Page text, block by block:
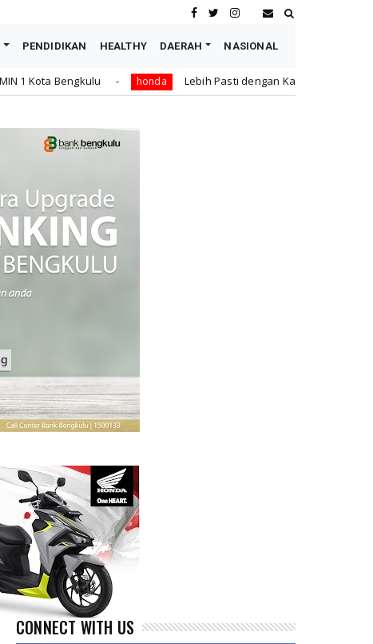
PENDIDIKAN HEALTHY DAERAH NASIONAL
honda Lebih Pasti dengan Kampas Rem Asli Honda,
CONNECT WITH US